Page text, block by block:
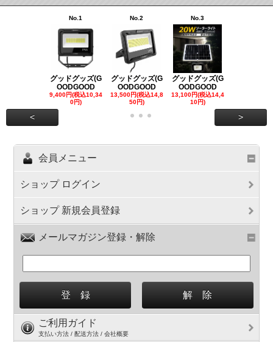
No.1
グッドグッズ(G
OODGOOD
9,400円(税込10,34
0円)
No.2
グッドグッズ(G
OODGOOD
13,500円(税込14,8
50円)
No.3
グッドグッズ(G
OODGOOD
13,100円(税込14,4
10円)
< >
会員メニュー
ショップ ログイン
ショップ 新規会員登録
メールマガジン登録・解除
ご利用ガイド
支払い方法 / 配送方法 / 会社概要